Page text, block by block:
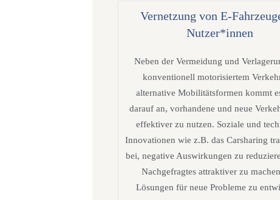
Vernetzung von E-
Nutzer*innen
Neben der Vermeidung und
konventionell motorisiertem
alternative Mobilitätsformen kommt
darauf an, vorhandene und neue
effektiver zu nutzen. Soziale und
Innovationen wie z.B. das Carsharing
bei, negative Auswirkungen zu
Nachgefragtes attraktiver zu
Lösungen für neue Probleme zu